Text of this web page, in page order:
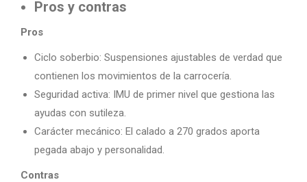
Pros y contras
Pros
Ciclo soberbio: Suspensiones ajustables de verdad que
contienen los movimientos de la carrocería.
Seguridad activa: IMU de primer nivel que gestiona las
ayudas con sutileza.
Carácter mecánico: El calado a 270 grados aporta
pegada abajo y personalidad.
Contras